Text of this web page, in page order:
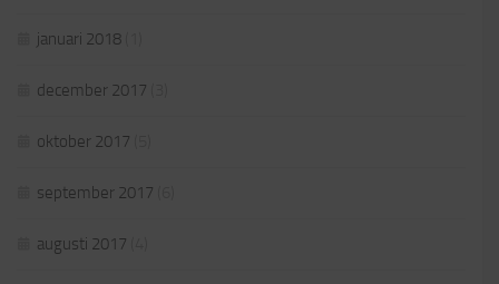
januari 2018
december 2017
oktober 2017
september 2017
augusti 2017